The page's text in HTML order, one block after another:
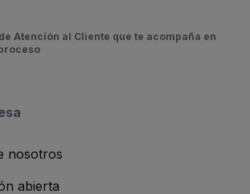
Atención al Cliente que te acompaña en
nosotros
abierta